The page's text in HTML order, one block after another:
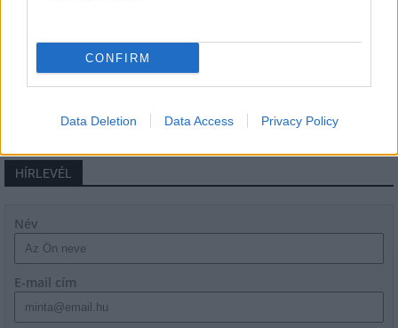
CONFIRM
Data Deletion Data Access Privacy Policy
Flórián téri felüljárón
HÍRLEVÉL
Név
E-mail cím